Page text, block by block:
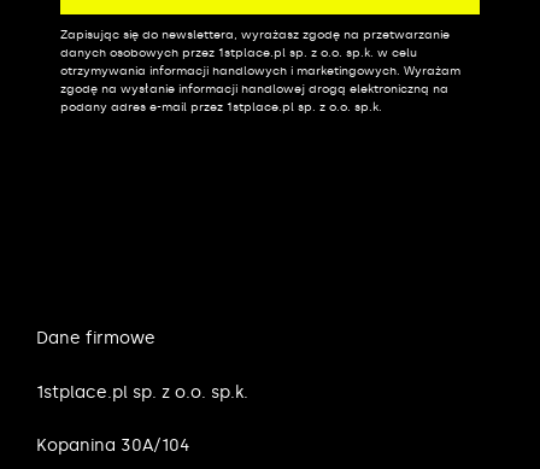
Alternative:
Zapisując się do newslettera, wyrażasz zgodę na przetwarzanie
danych osobowych przez 1stplace.pl sp. z o.o. sp.k. w celu
otrzymywania informacji handlowych i marketingowych. Wyrażam
zgodę na wysłanie informacji handlowej drogą elektroniczną na
podany adres e-mail przez 1stplace.pl sp. z o.o. sp.k.
Dane firmowe
1stplace.pl sp. z o.o. sp.k.
Kopanina 30A/104